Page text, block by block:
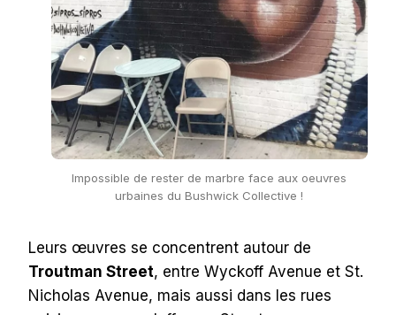
Impossible de rester de marbre face aux oeuvres
urbaines du Bushwick Collective !
Leurs œuvres se concentrent autour de
Troutman Street, entre Wyckoff Avenue et St.
Nicholas Avenue, mais aussi dans les rues